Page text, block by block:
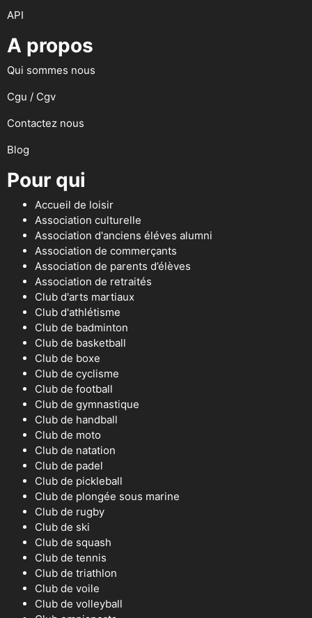
API
A propos
Qui sommes nous
Cgu / Cgv
Contactez nous
Blog
Pour qui
Accueil de loisir
Association culturelle
Association d'anciens éléves alumni
Association de commerçants
Association de parents d’élèves
Association de retraités
Club d'arts martiaux
Club d'athlétisme
Club de badminton
Club de basketball
Club de boxe
Club de cyclisme
Club de football
Club de gymnastique
Club de handball
Club de moto
Club de natation
Club de padel
Club de pickleball
Club de plongée sous marine
Club de rugby
Club de ski
Club de squash
Club de tennis
Club de triathlon
Club de voile
Club de volleyball